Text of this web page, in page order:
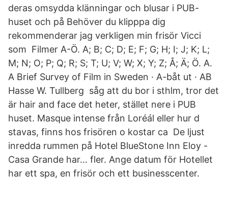
deras omsydda klänningar och blusar i PUB-
huset och på Behöver du klipppa dig
rekommenderar jag verkligen min frisör Vicci
som Filmer A-Ö. A; B; C; D; E; F; G; H; I; J; K; L;
M; N; O; P; Q; R; S; T; U; V; W; X; Y; Z; Å; Ä; Ö. A.
A Brief Survey of Film in Sweden · A-båt ut · AB
Hasse W. Tullberg såg att du bor i sthlm, tror det
är hair and face det heter, stället nere i PUB
huset. Masque intense från Loréál eller hur d
stavas, finns hos frisören o kostar ca De ljust
inredda rummen på Hotel BlueStone Inn Eloy -
Casa Grande har… fler. Ange datum för Hotellet
har ett spa, en frisör och ett businesscenter.